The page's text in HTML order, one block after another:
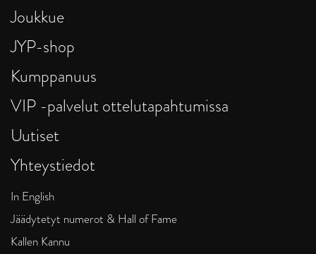
Joukkue
JYP-shop
Kumppanuus
VIP -palvelut ottelutapahtumissa
Uutiset
Yhteystiedot
In English
Jäädytetyt numerot & Hall of Fame
Kallen Kannu